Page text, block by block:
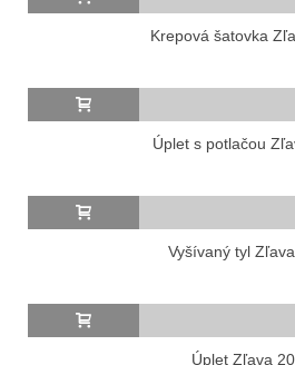
Krepová šatovka
Úplet s potlačou
Vyšívaný tyl
Úplet Zľava